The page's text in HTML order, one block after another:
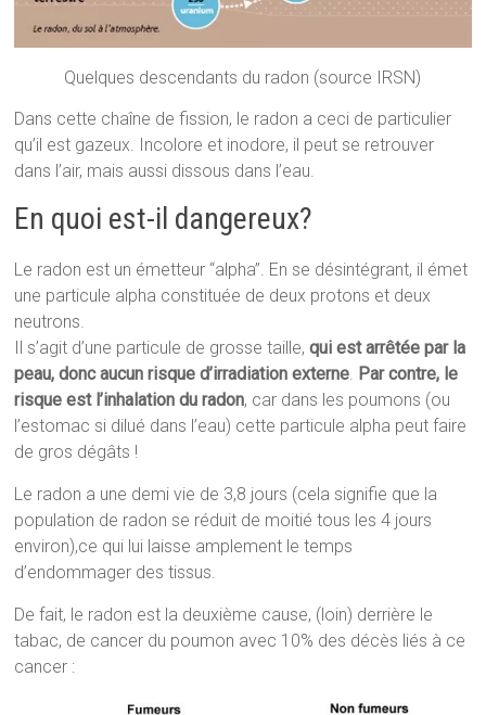
Quelques descendants du radon (source IRSN)
Dans cette chaîne de fission, le radon a ceci de particulier
qu’il est gazeux. Incolore et inodore, il peut se retrouver
dans l’air, mais aussi dissous dans l’eau.
En quoi est-il dangereux?
Le radon est un émetteur “alpha”. En se désintégrant, il émet
une particule alpha constituée de deux protons et deux
neutrons.
Il s’agit d’une particule de grosse taille,qui est arrêtée par la
peau, donc aucun risque d’irradiation externe Par contre, le
risque est l’inhalation du radon, car dans les poumons (ou
l’estomac si dilué dans l’eau) cette particule alpha peut faire
de gros dégâts !
Le radon a une demi vie de 3,8 jours (cela signifie que la
population de radon se réduit de moitié tous les 4 jours
environ),ce qui lui laisse amplement le temps
d’endommager des tissus.
De fait, le radon est la deuxième cause, (loin) derrière le
tabac, de cancer du poumon avec 10% des décès liés à ce
cancer :